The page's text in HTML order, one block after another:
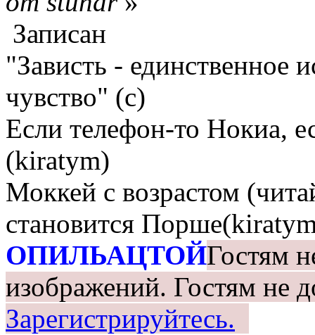
Записан
"Зависть - единственное
чувство" (с)
Если телефон-то Нокиа,
(kiratym)
Моккей с возрастом
становится
ОПИЛЬАЦТОЙГостям
изображений. Гостям не
Зарегистрируйтесь.